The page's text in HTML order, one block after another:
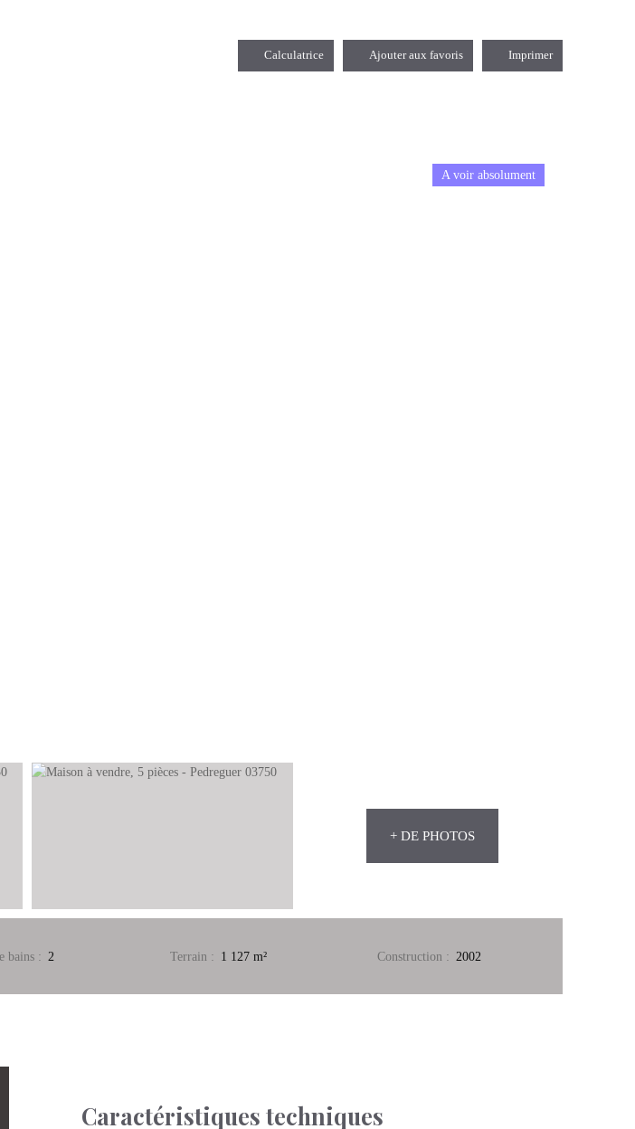
Calculatrice Ajouter aux favoris Imprimer
A voir absolument
+ DE PHOTOS
bains: 2 Terrain : 1 127m² Construction : 2002
Caractéristiques techniques